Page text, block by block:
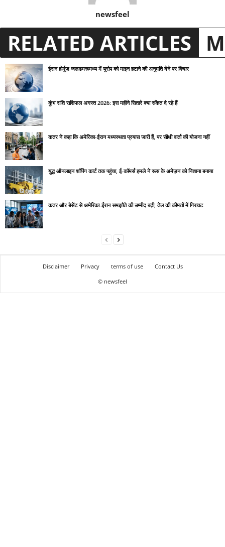
newsfeel
RELATED ARTICLES
ईरान होर्मुज़ जलडमरूमध्य में यूरोप को माइन हटाने की अनुमति देने पर विचार
कुंभ राशि राशिफल अगस्त 2026: इस महीने सितारे क्या संकेत दे रहे हैं
कतर ने कहा कि अमेरिका-ईरान मध्यस्थता प्रयास जारी हैं, पर सीधी वार्ता की योजना नहीं
युद्ध ऑनलाइन शॉपिंग कार्ट तक पहुंचा, ई-कॉमर्स हमले ने रूस के अमेज़न को निशाना बनाया
कतर और बेसेंट से अमेरिका-ईरान समझौते की उम्मीद बढ़ी, तेल की कीमतों में गिरावट
Disclaimer Privacy terms of use
Contact Us
© newsfeel